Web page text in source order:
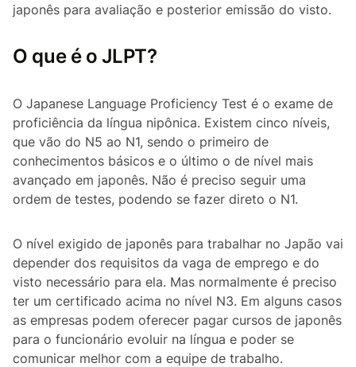
japonês para avaliação e posterior emissão do visto.
O que é o JLPT?
O Japanese Language Proficiency Test é o exame de
proficiência da língua nipônica. Existem cinco níveis,
que vão do N5 ao N1, sendo o primeiro de
conhecimentos básicos e o último o de nível mais
avançado em japonês. Não é preciso seguir uma
ordem de testes, podendo se fazer direto o N1.
O nível exigido de japonês para trabalhar no Japão vai
depender dos requisitos da vaga de emprego e do
visto necessário para ela. Mas normalmente é preciso
ter um certificado acima no nível N3. Em alguns casos
as empresas podem oferecer pagar cursos de japonês
para o funcionário evoluir na língua e poder se
comunicar melhor com a equipe de trabalho.